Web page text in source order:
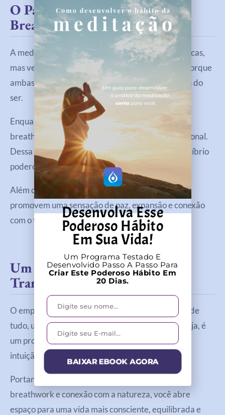
O Papel Da Meditação E Do
Breathwork Nesse Processo
A meditação e o breathwork não são apenas técnicas,
mas verdadeiros portais de transformação. Isso porque
ambas ajudam a acessar camadas mais profundas do
ser.
Enquanto a meditação traz presença e clareza, o
breathwork atua diretamente na liberação emocional.
Dessa forma, juntas, essas práticas criam um equilíbrio
poderoso entre mente, corpo e espírito.
Além disso, quando praticadas com consistência,
promovem uma sensação de paz, expansão e conexão
com o todo.
Um Caminho De Reconexão E
Transformação
O empoderamento do sagrado feminino é, acima de
tudo, um convite para voltar para si mesma. Ou seja, é
um processo de reconexão com sua essência, sua
intuição e sua verdade.
Portanto, ao integrar práticas como meditação,
breathwork e conexão com a natureza, você abre
espaço para uma vida mais consciente, equilibrada e
Desenvolva Esse
Poderoso Hábito
Em Sua Vida!
Um Programa Testado E
Desenvolvido Passo A Passo Para
Criar Este Poderoso Hábito Em
20 Dias.
BAIXAR EBOOK AGORA